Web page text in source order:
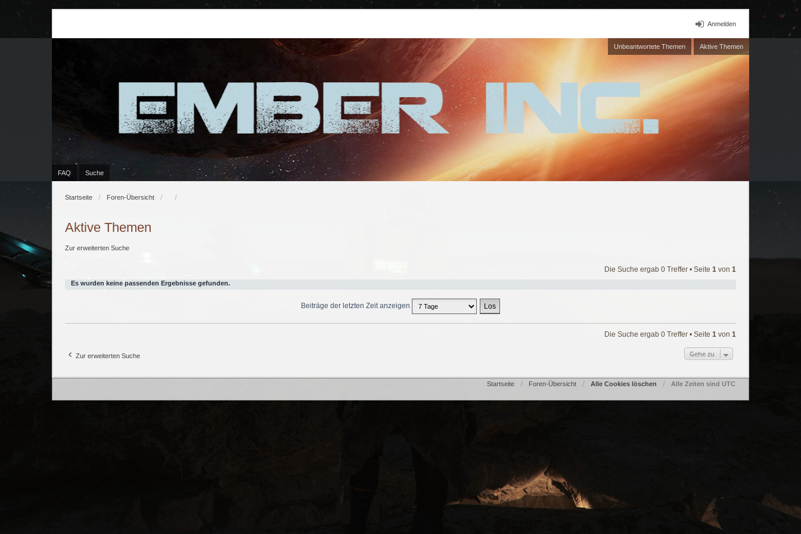
Anmelden
Unbeantwortete Themen Aktive Themen
FAQ Suche
Startseite Foren-Übersicht
Aktive Themen
Zur erweiterten Suche
Die Suche ergab 0 Treffer • Seite 1 von 1
Es wurden keine passenden Ergebnisse gefunden.
Beiträge der letzten Zeit anzeigen
Die Suche ergab 0 Treffer • Seite 1 von 1
Zur erweiterten Suche Gehe zu
Startseite Foren-Übersicht Alle Cookies löschen Alle Zeiten sind UTC